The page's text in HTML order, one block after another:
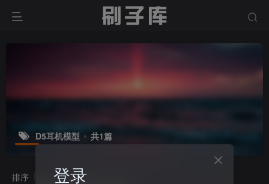
D5耳机模型 共1篇
排序 更新 浏览
登录